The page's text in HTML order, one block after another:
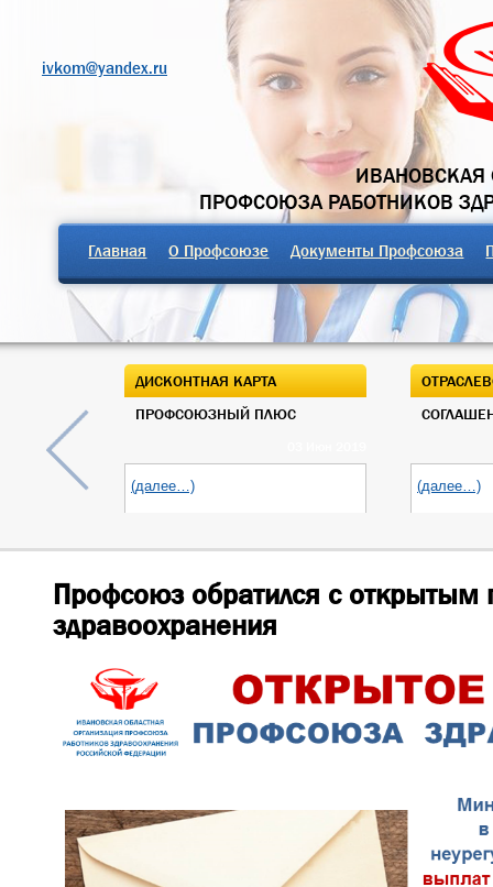
ivkom@yandex.ru
ИВАНОВСКАЯ
ПРОФСОЮЗА РАБОТНИКОВ
Главная О Профсоюзе Документы Профсоюза
ДИСКОНТНАЯ КАРТА
ПРОФСОЮЗНЫЙ ПЛЮС
(далее…) (далее…)
Профсоюз обратился с
здравоохранения